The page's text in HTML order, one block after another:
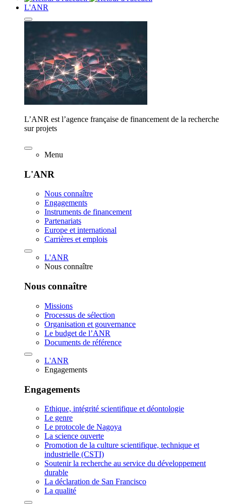
L'ANR
L’ANR est l’agence française de financement de la recherche
sur projets
Menu
L'ANR
Nous connaître
Engagements
Instruments de financement
Partenariats
Europe et international
Carrières et emplois
L'ANR
Nous connaître
Nous connaître
Missions
Processus de sélection
Organisation et gouvernance
Le budget de l’ANR
Documents de référence
L'ANR
Engagements
Engagements
Ethique, intégrité scientifique et déontologie
Le genre
Le protocole de Nagoya
La science ouverte
Promotion de la culture scientifique, technique et
industrielle (CSTI)
Soutenir la recherche au service du développement
durable
La déclaration de San Francisco
La qualité